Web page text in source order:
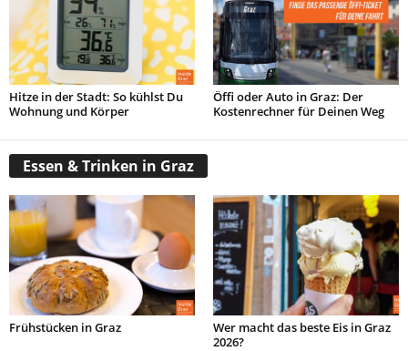
Hitze in der Stadt: So kühlst Du
Wohnung und Körper
Öffi oder Auto in Graz: Der
Kostenrechner für Deinen Weg
Essen & Trinken in Graz
Frühstücken in Graz
Wer macht das beste Eis in Graz
2026?